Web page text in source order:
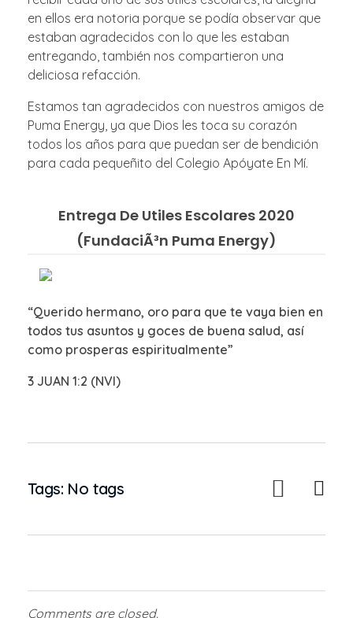
en ellos era notoria porque se podía observar que
estaban agradecidos con lo que les estaban
entregando, también nos compartieron una
deliciosa refacción.
Estamos tan agradecidos con nuestros amigos de
Puma Energy, ya que Dios les toca su corazón
todos los años para que puedan ser de bendición
para cada pequeñito del Colegio Apóyate En Mí.
Entrega De Utiles Escolares 2020
(FundaciÃ³n Puma Energy)
“Querido hermano, oro para que te vaya bien en
todos tus asuntos y goces de buena salud, así
como prosperas espiritualmente”
3 JUAN 1:2 (NVI)
Tags: No tags
Comments are closed.